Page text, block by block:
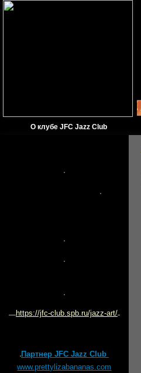
О клубе JFC Jazz Club
https://jfc-club.spb.ru/jazz-art/
Партнер JFC Jazz Club
www.prettylizabananas.com